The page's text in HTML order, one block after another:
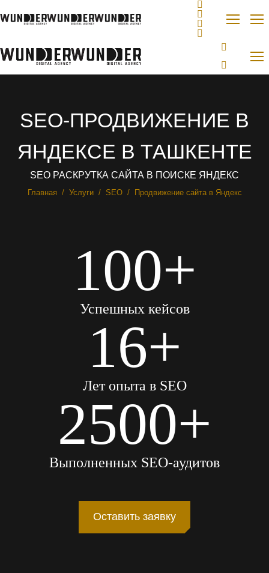
SEO-ПРОДВИЖЕНИЕ В
ЯНДЕКСЕ В ТАШКЕНТЕ
SEO РАСКРУТКА САЙТА В ПОИСКЕ ЯНДЕКС
Вы здесь:
Главная Услуги SEO Продвижение сайта в Яндекс
100+
Успешных кейсов
16+
Лет опыта в SEO
2500+
Выполненных SEO-аудитов
Оставить заявку